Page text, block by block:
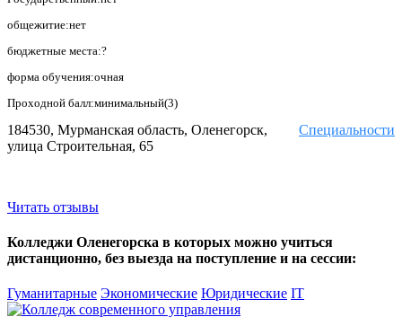
общежитие:нет
бюджетные места:?
форма обучения:очная
Проходной балл:минимальный(3)
Специальности
184530, Мурманская область, Оленегорск,
улица Строительная, 65
Читать отзывы
Колледжи Оленегорска в которых можно учиться
дистанционно, без выезда на поступление и на сессии:
Гуманитарные Экономические Юридические IT